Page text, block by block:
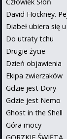
David Hockney.
Diabeł ubiera się
Do utraty tchu
Drugie życie
Dzień objawienia
Ekipa zwierzaków
Gdzie jest Dory
Gdzie jest Nemo
Ghost in the Shell
Góra mocy